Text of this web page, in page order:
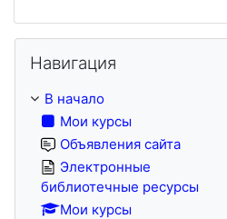
Навигация
В начало
Мои курсы
Объявления сайта
Электронные
библиотечные ресурсы
Мои курсы